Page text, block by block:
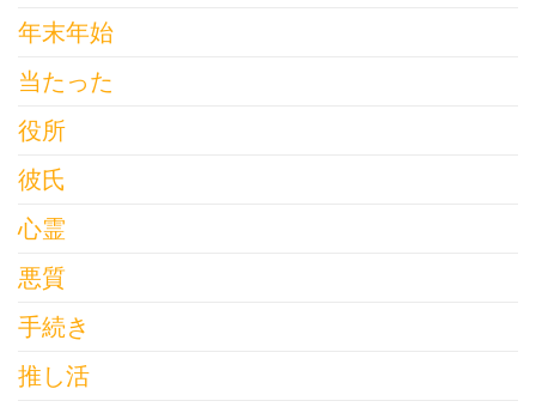
年末年始
当たった
役所
彼氏
心霊
悪質
手続き
推し活